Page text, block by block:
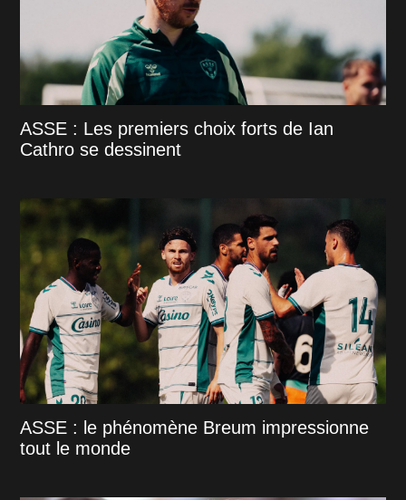
ASSE : Les premiers choix forts de Ian
Cathro se dessinent
ASSE : le phénomène Breum impressionne
tout le monde